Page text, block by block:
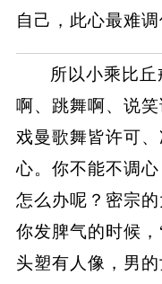
自己，此心最难调
所以小乘比
啊、跳舞啊、说
戏曼歌舞皆许可
心。你不能不调
怎么办呢？密宗
你发脾气的时候
头塑有人像，男